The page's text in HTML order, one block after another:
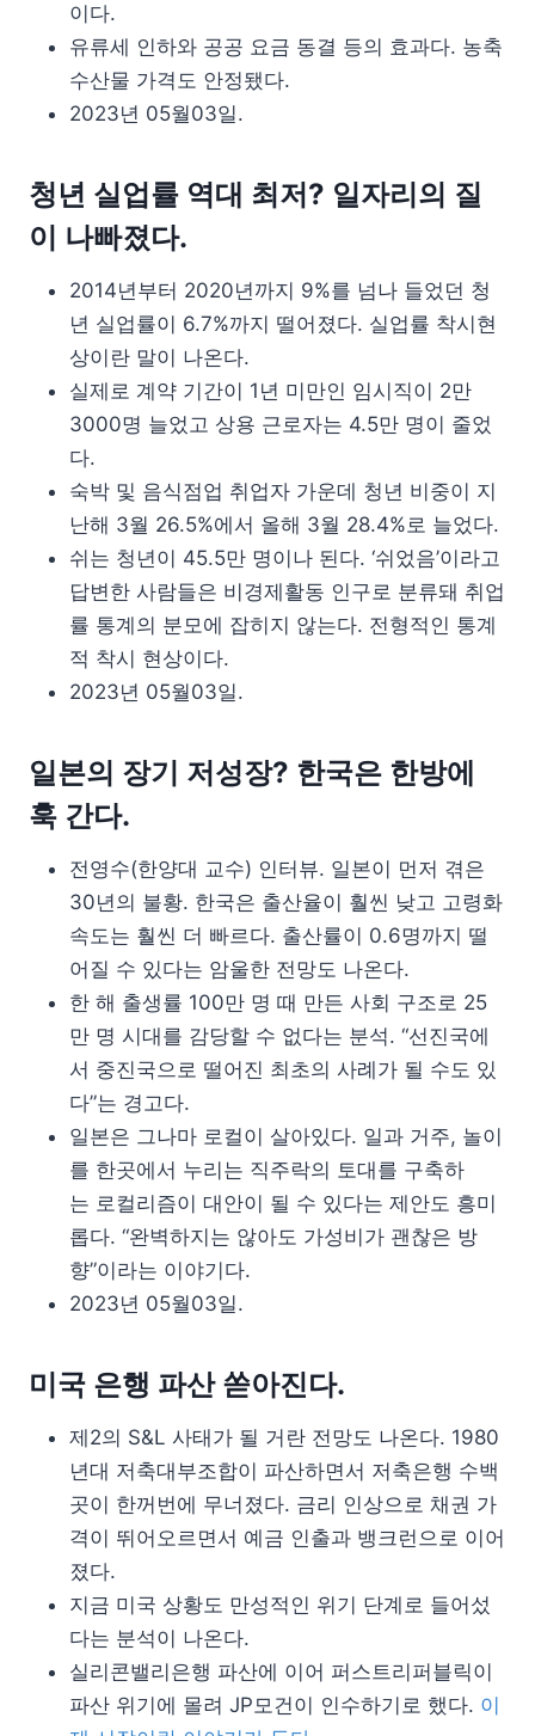
이다.
유류세 인하와 공공 요금 동결 등의 효과다. 농축
수산물 가격도 안정됐다.
2023년 05월03일.
청년 실업률 역대 최저? 일자리의 질
이 나빠졌다.
2014년부터 2020년까지 9%를 넘나 들었던 청
년 실업률이 6.7%까지 떨어졌다. 실업률 착시현
상이란 말이 나온다.
실제로 계약 기간이 1년 미만인 임시직이 2만
3000명 늘었고 상용 근로자는 4.5만 명이 줄었
다.
숙박 및 음식점업 취업자 가운데 청년 비중이 지
난해 3월 26.5%에서 올해 3월 28.4%로 늘었다.
쉬는 청년이 45.5만 명이나 된다. ‘쉬었음’이라고
답변한 사람들은 비경제활동 인구로 분류돼 취업
률 통계의 분모에 잡히지 않는다. 전형적인 통계
적 착시 현상이다.
2023년 05월03일.
일본의 장기 저성장? 한국은 한방에
훅 간다.
전영수(한양대 교수) 인터뷰. 일본이 먼저 겪은
30년의 불황. 한국은 출산율이 훨씬 낮고 고령화
속도는 훨씬 더 빠르다. 출산률이 0.6명까지 떨
어질 수 있다는 암울한 전망도 나온다.
한 해 출생률 100만 명 때 만든 사회 구조로 25
만 명 시대를 감당할 수 없다는 분석. “선진국에
서 중진국으로 떨어진 최초의 사례가 될 수도 있
다”는 경고다.
일본은 그나마 로컬이 살아있다. 일과 거주, 놀이
를 한곳에서 누리는 직주락의 토대를 구축하
는 로컬리즘이 대안이 될 수 있다는 제안도 흥미
롭다. “완벽하지는 않아도 가성비가 괜찮은 방
향”이라는 이야기다.
2023년 05월03일.
미국 은행 파산 쏟아진다.
제2의 S&L 사태가 될 거란 전망도 나온다. 1980
년대 저축대부조합이 파산하면서 저축은행 수백
곳이 한꺼번에 무너졌다. 금리 인상으로 채권 가
격이 뛰어오르면서 예금 인출과 뱅크런으로 이어
졌다.
지금 미국 상황도 만성적인 위기 단계로 들어섰
다는 분석이 나온다.
실리콘밸리은행 파산에 이어 퍼스트리퍼블릭이
파산 위기에 몰려 JP모건이 인수하기로 했다. 이